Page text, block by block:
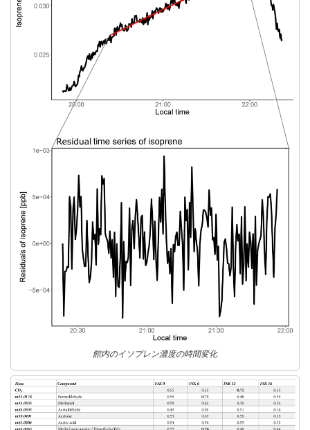
館内のイソプレン濃度の時間変化